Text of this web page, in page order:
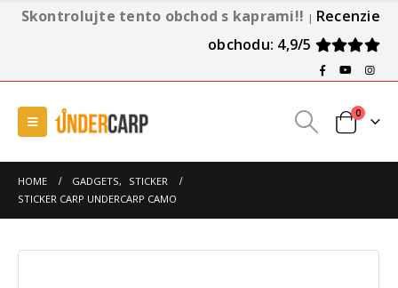
Skontrolujte tento obchod s kaprami!! | Recenzie
obchodu: 4,9/5
0
HOME GADGETS,
STICKER
STICKER CARP UNDERCARP CAMO